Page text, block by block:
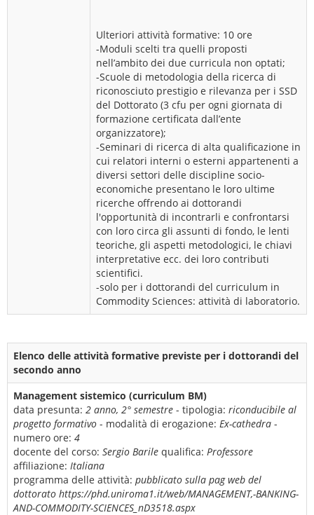
Ulteriori attività formative: 10 ore
-Moduli scelti tra quelli proposti
nell’ambito dei due curricula non optati;
-Scuole di metodologia della ricerca di
riconosciuto prestigio e rilevanza per i SSD
del Dottorato (3 cfu per ogni giornata di
formazione certificata dall’ente
organizzatore);
-Seminari di ricerca di alta qualificazione in
cui relatori interni o esterni appartenenti a
diversi settori delle discipline socio-
economiche presentano le loro ultime
ricerche offrendo ai dottorandi
l'opportunità di incontrarli e confrontarsi
con loro circa gli assunti di fondo, le lenti
teoriche, gli aspetti metodologici, le chiavi
interpretative ecc. dei loro contributi
scientifici.
-solo per i dottorandi del curriculum in
Commodity Sciences: attività di laboratorio.
Elenco delle attività formative previste per i dottorandi del
secondo anno
Management sistemico (curriculum BM)
data presunta: 2 anno, 2° semestre - tipologia: riconducibile al
progetto formativo - modalità di erogazione: Ex-cathedra -
numero ore: 4
docente del corso: Sergio Barile qualifica: Professore
affiliazione: Italiana
programma delle attività: pubblicato sulla pag web del
dottorato https://phd.uniroma1.it/web/MANAGEMENT,-BANKING-
AND-COMMODITY-SCIENCES_nD3518.aspx